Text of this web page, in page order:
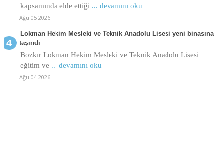
kapsamında elde ettiği ... devamını oku
Ağu 05 2026
Lokman Hekim Mesleki ve Teknik Anadolu Lisesi yeni binasına
taşındı
Bozkır Lokman Hekim Mesleki ve Teknik Anadolu Lisesi
eğitim ve ... devamını oku
Ağu 04 2026